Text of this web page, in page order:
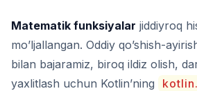
Matematik funksiyalar jiddiyroq
mo’ljallangan. Oddiy qo’shish-
bilan bajaramiz, biroq ildiz olish,
yaxlitlash uchun Kotlin’ning